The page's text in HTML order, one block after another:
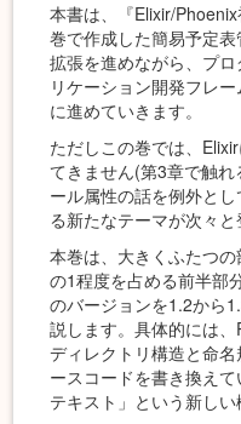
本書は、『Elixir/
巻で作成した簡易予定
拡張を進めながら、プ
リケーション開発フレ
に進めていきます。
ただしこの巻では、
てきません(第3章で触
ール属性の話を例外と
る新たなテーマが次々と
本巻は、大きくふたつ
の1程度を占める前半部
のバージョンを1.2から
説します。具体的には
ディレクトリ構造と命
ースコードを書き換え
テキスト」という新しい